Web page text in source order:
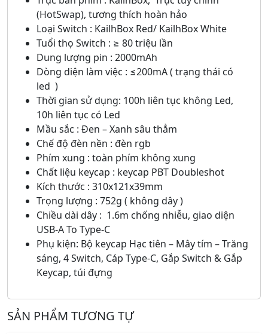
(HotSwap), tương thích hoàn hảo
Loại Switch : KailhBox Red/ KailhBox White
Tuổi thọ Switch : ≥ 80 triệu lần
Dung lượng pin : 2000mAh
Dòng diện làm việc : ≤200mA ( trạng thái có
led )
Thời gian sử dụng: 100h liên tục không Led,
10h liên tục có Led
Mầu sắc : Đen – Xanh sâu thẳm
Chế độ đèn nền : đèn rgb
Phím xung : toàn phím không xung
Chất liệu keycap : keycap PBT Doubleshot
Kích thước : 310x121x39mm
Trọng lượng : 752g ( không dây )
Chiều dài dây : 1.6m chống nhiễu, giao diện
USB-A To Type-C
Phụ kiện: Bộ keycap Hạc tiên – Mây tím – Trăng
sáng, 4 Switch, Cáp Type-C, Gắp Switch & Gắp
Keycap, túi đựng
SẢN PHẨM TƯƠNG TỰ